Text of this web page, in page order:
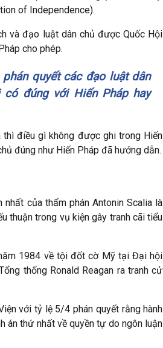
of Independence).
và đạo luật dân chủ được Quốc Hội
cho phép.
quyết các đạo luật dân
đúng với Hiến Pháp hay
thì điều gì không được ghi trong Hiến
đúng như Hiến Pháp đã hướng dẫn.
của thẩm phán Antonin Scalia là
thuận trong vụ kiện gây tranh cãi tiểu
1984 về tội đốt cờ Mỹ tại Đại hội
thống Ronald Reagan ra tranh cử
với tỷ lệ 5/4 phán quyết rằng hành
án thứ nhất về quyền tự do ngôn luận